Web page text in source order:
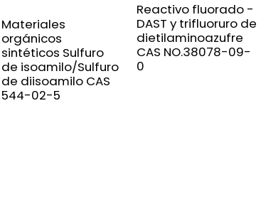
Materiales
orgánicos
sintéticos Sulfuro
de isoamilo/Sulfuro
de diisoamilo CAS
544-02-5
Reactivo fluorado -
DAST y trifluoruro de
dietilaminoazufre
CAS NO.38078-09-
0